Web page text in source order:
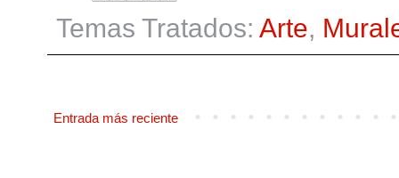
Temas Tratados: Arte,
Entrada más reciente